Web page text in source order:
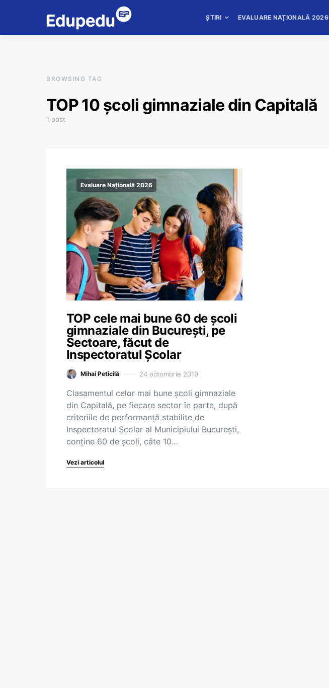
ȘTIRI EVALUARE NAȚIONALĂ 2026
BROWSING TAG
TOP 10 școli gimnaziale din Capitală
1 post
Evaluare Națională 2026
TOP cele mai bune 60 de școli
gimnaziale din București, pe
Sectoare, făcut de
Inspectoratul Școlar
Mihai Peticilă 24 octombrie 2019
Clasamentul celor mai bune școli gimnaziale
din Capitală, pe fiecare sector în parte, după
criteriile de performanță stabilite de
Inspectoratul Școlar al Municipiului București,
conține 60 de școli, câte 10…
Vezi articolul